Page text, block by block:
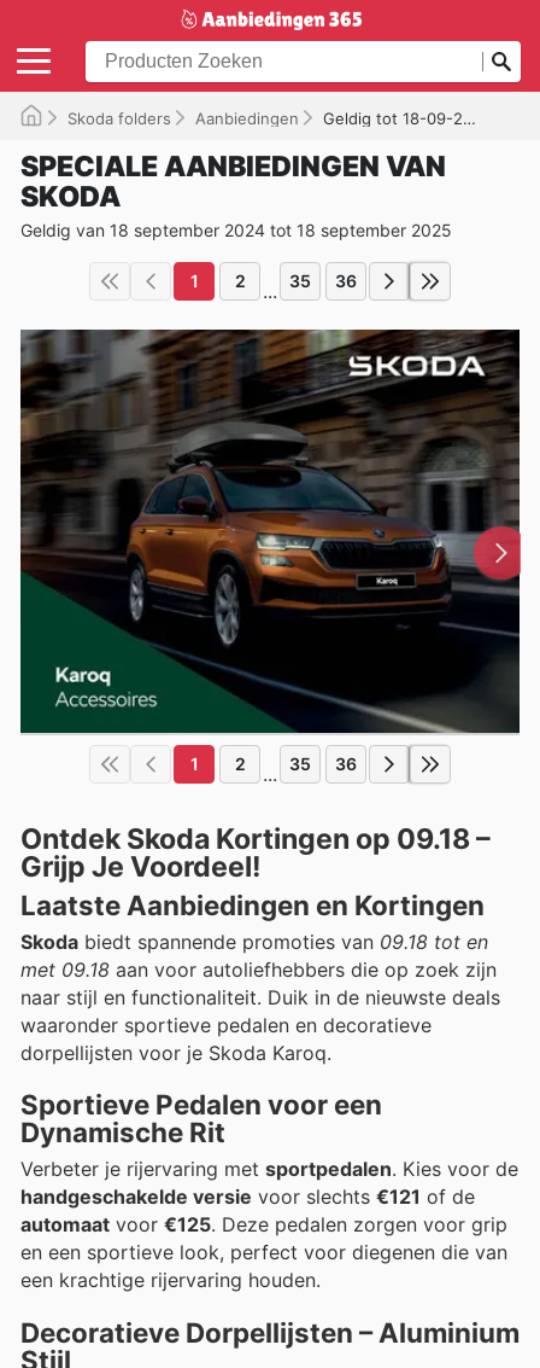
Skoda folders Aanbiedingen Geldig tot 18-09-2025
SPECIALE AANBIEDINGEN VAN
SKODA
Geldig van 18 september 2024 tot 18 september 2025
1 2 ... 35 36
1 2 ... 35 36
Ontdek Skoda Kortingen op 09.18 –
Grijp Je Voordeel!
Laatste Aanbiedingen en Kortingen
Skoda biedt spannende promoties van 09.18 tot en
met 09.18 aan voor autoliefhebbers die op zoek zijn
naar stijl en functionaliteit. Duik in de nieuwste deals
waaronder sportieve pedalen en decoratieve
dorpellijsten voor je Skoda Karoq.
Sportieve Pedalen voor een
Dynamische Rit
Verbeter je rijervaring met sportpedalen. Kies voor de
handgeschakelde versie voor slechts €121 of de
automaat voor €125. Deze pedalen zorgen voor grip
en een sportieve look, perfect voor diegenen die van
een krachtige rijervaring houden.
Decoratieve Dorpellijsten – Aluminium
Stijl